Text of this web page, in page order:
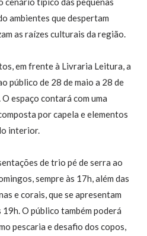
ambientes que despertam
as raízes culturais da região.
em frente à Livraria Leitura, a
público de 28 de maio a 28 de
espaço contará com uma
por capela e elementos
interior.
de trio pé de serra ao
sempre às 17h, além das
e corais, que se apresentam
O público também poderá
pescaria e desafio dos copos,